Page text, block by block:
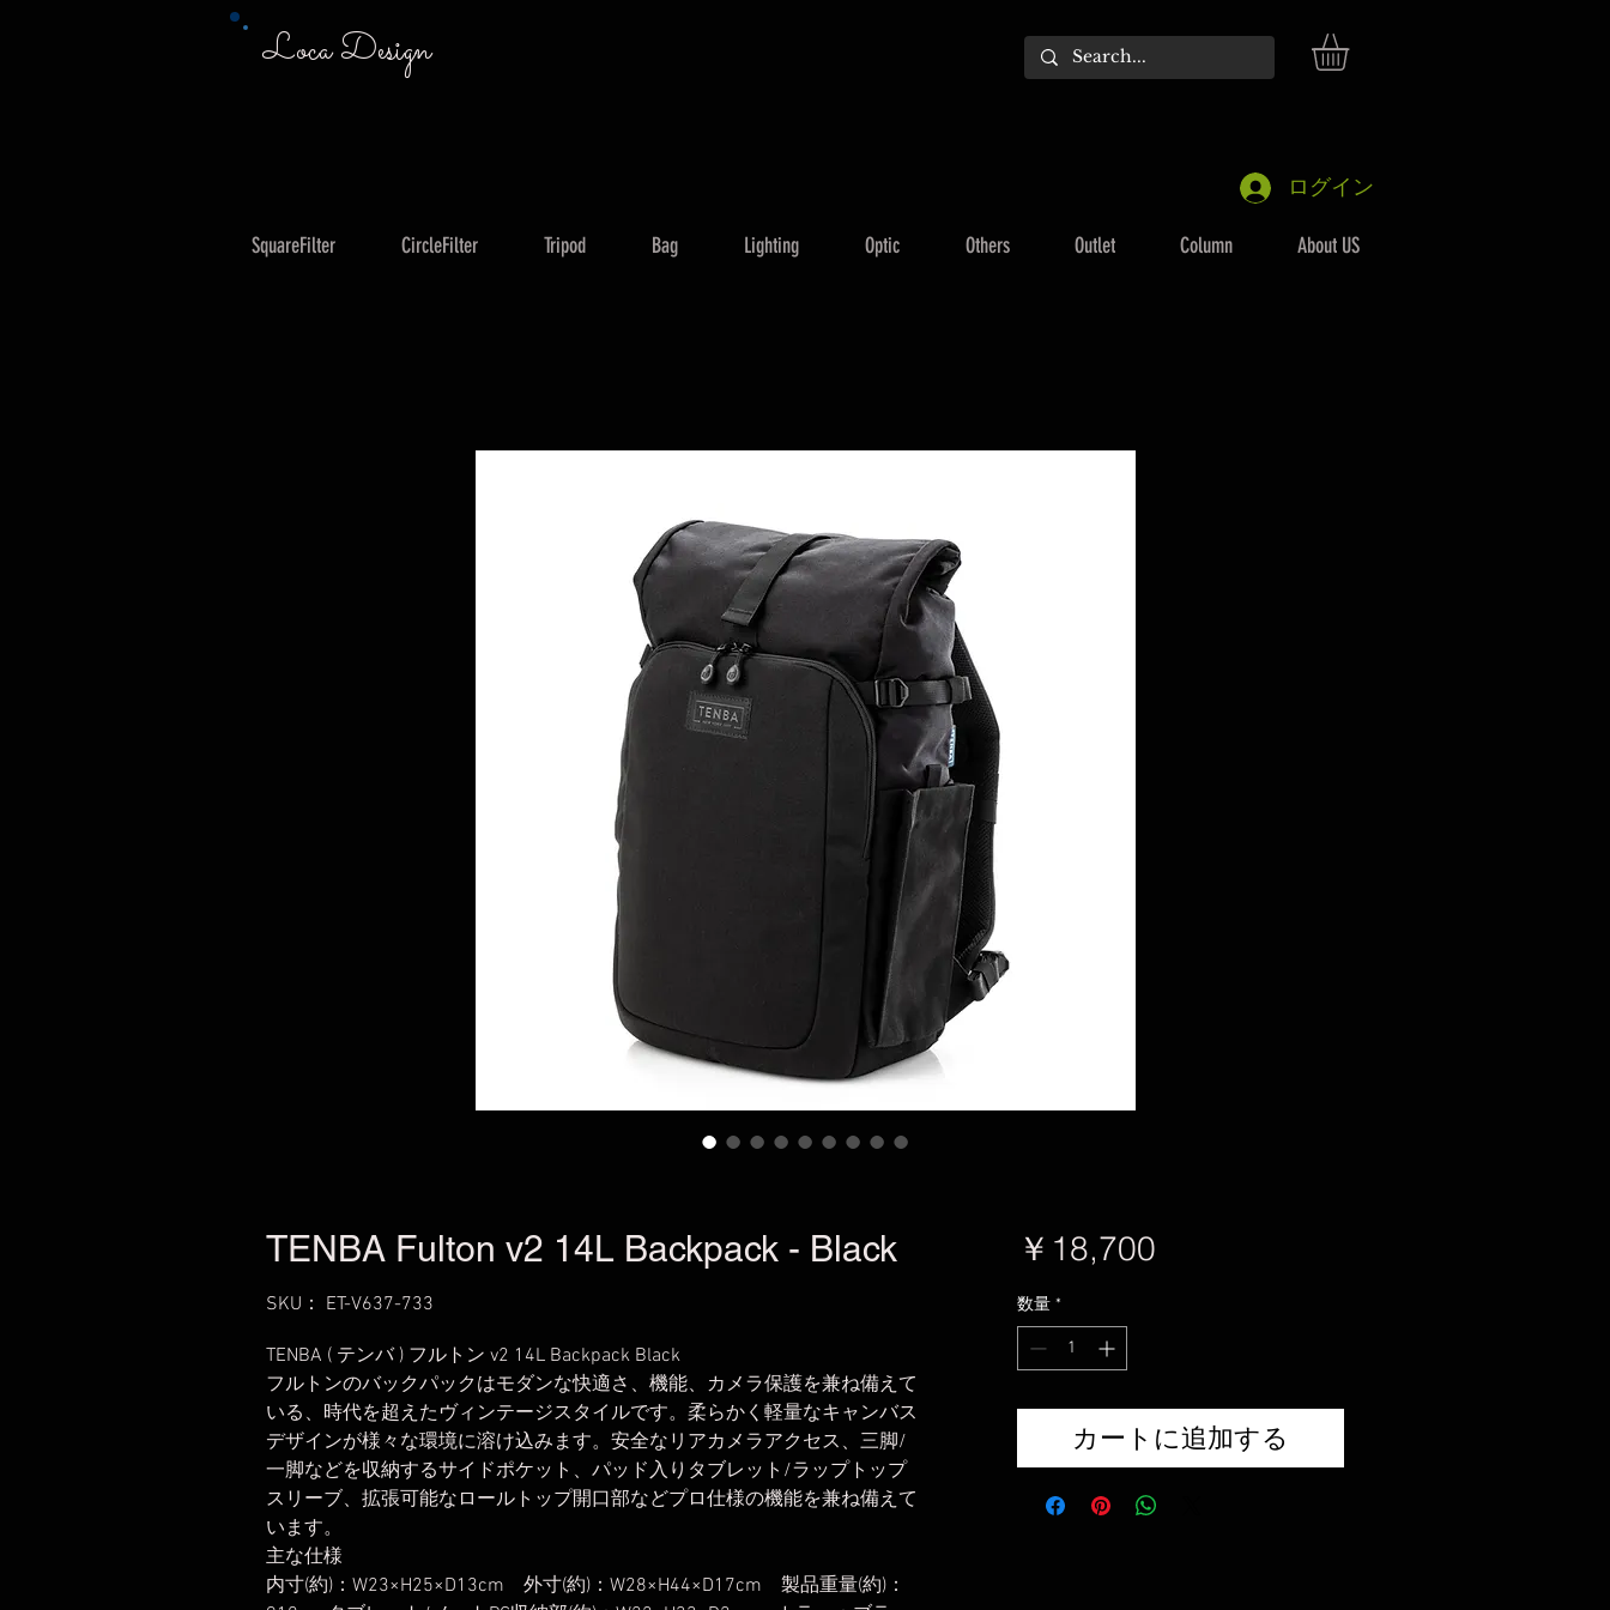
Loca Design
ログイン
SquareFilter CircleFilter Tripod Bag Lighting Optic Others Outlet Column About US
TENBA Fulton v2 14L Backpack - Black
SKU： ET-V637-733
TENBA ( テンバ ) フルトン v2 14L Backpack Black
フルトンのバックパックはモダンな快適さ、機能、カメラ保護を兼ね備えて
いる、時代を超えたヴィンテージスタイルです。柔らかく軽量なキャンバス
デザインが様々な環境に溶け込みます。安全なリアカメラアクセス、三脚/
一脚などを収納するサイドポケット、パッド入りタブレット/ラップトップ
スリーブ、拡張可能なロールトップ開口部などプロ仕様の機能を兼ね備えて
います。
主な仕様
内寸(約)：W23×H25×D13cm 外寸(約)：W28×H44×D17cm 製品重量(約)：
￥18,700価
数量 *
カートに追加する